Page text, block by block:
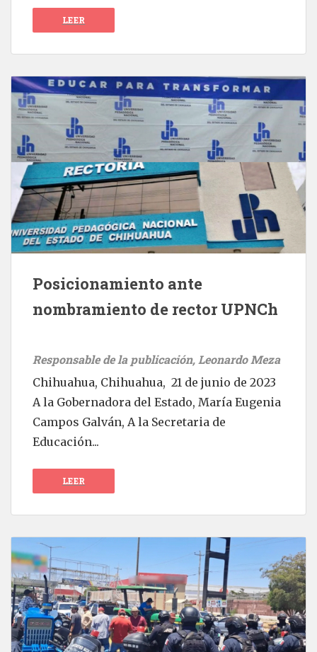
LEER
Posicionamiento ante
nombramiento de rector UPNCh
Responsable de la publicación, Leonardo Meza
Chihuahua, Chihuahua, 21 de junio de 2023
A la Gobernadora del Estado, María Eugenia
Campos Galván, A la Secretaria de
Educación...
LEER